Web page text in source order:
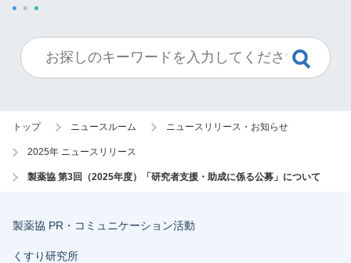
トップ ニュースルーム ニュースリリース・お知らせ
2025年 ニュースリリース
製薬協 第3回（2025年度）「研究者支援・助成に係る公募」について
製薬協 PR・コミュニケーション活動
くすり研究所